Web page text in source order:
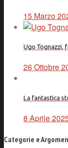
15 Marzo
Ugo Tognazzi,
26 Ottobre
La fantastica
8 Aprile
Categorie e